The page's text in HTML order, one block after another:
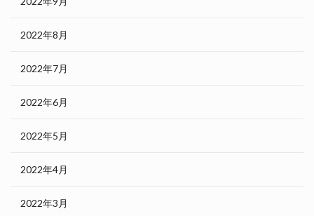
2022年8月
2022年7月
2022年6月
2022年5月
2022年4月
2022年3月